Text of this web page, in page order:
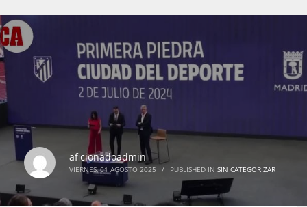
aficionadoadmin
VIERNES, 01 AGOSTO 2025 / PUBLISHED IN SIN CATEGORIZAR